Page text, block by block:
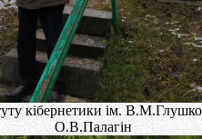
кібернетики ім.
О.В.Палагін